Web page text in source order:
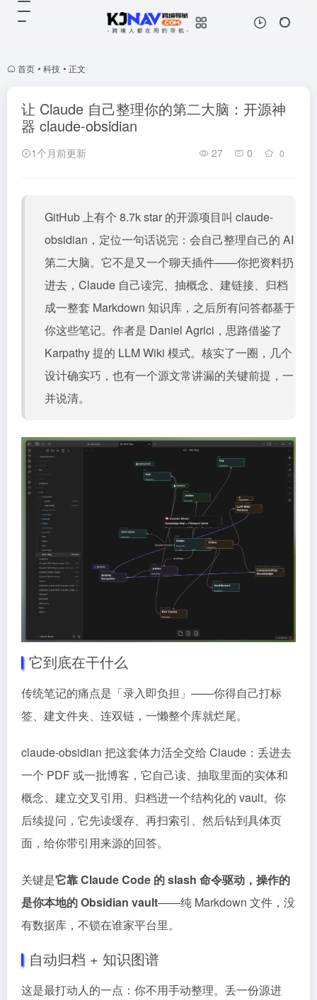
首页 • 科技 • 正文
让 Claude 自己整理你的第二大脑：开源神
器 claude-obsidian
1个月前更新 27 0 0
GitHub 上有个 8.7k star 的开源项目叫 claude-
obsidian，定位一句话说完：会自己整理自己的 AI
第二大脑。它不是又一个聊天插件——你把资料扔
进去，Claude 自己读完、抽概念、建链接、归档
成一整套 Markdown 知识库，之后所有问答都基于
你这些笔记。作者是 Daniel Agrici，思路借鉴了
Karpathy 提的 LLM Wiki 模式。核实了一圈，几个
设计确实巧，也有一个源文常讲漏的关键前提，一
并说清。
它到底在干什么
传统笔记的痛点是「录入即负担」——你得自己打标
签、建文件夹、连双链，一懒整个库就烂尾。
claude-obsidian 把这套体力活全交给 Claude：丢进去
一个 PDF 或一批博客，它自己读、抽取里面的实体和
概念、建立交叉引用、归档进一个结构化的 vault。你
后续提问，它先读缓存、再扫索引、然后钻到具体页
面，给你带引用来源的回答。
关键是它靠 Claude Code 的 slash 命令驱动，操作的
是你本地的 Obsidian vault——纯 Markdown 文件，没
有数据库，不锁在谁家平台里。
自动归档 + 知识图谱
这是最打动人的一点：你不用手动整理。丢一份源进